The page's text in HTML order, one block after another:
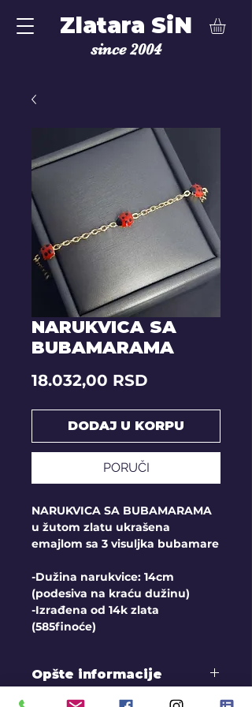
Zlatara SiN
since 2004
NARUKVICA SA
BUBAMARAMA
18.032,00 RSD
DODAJ U KORPU
PORUČI
NARUKVICA SA BUBAMARAMA
u žutom zlatu ukrašena
emajlom sa 3 visuljka bubamare
-Dužina narukvice: 14cm
(podesiva na kraću dužinu)
-Izrađena od 14k zlata
(585finoće)
Opšte informacije
Slike i cene su informativnog